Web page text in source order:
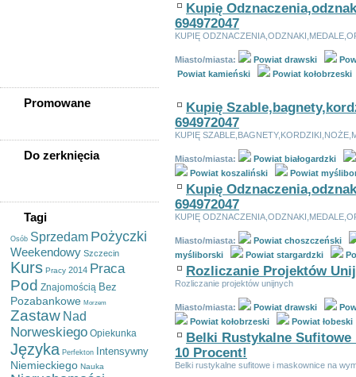
Promowane
Do zerknięcia
Tagi
Osób Sprzedam Pożyczki
Weekendowy Szczecin
Kurs Pracy 2014 Praca
Pod Znajomością Bez
Pozabankowe Morzem
Zastaw Nad
Norweskiego Opiekunka
Języka Perfekton Intensywny
Niemieckiego Nauka
Kupię
694972047
KUPIĘ
Miasto/miasta: Powiat drawski
Powiat kamieński
Powiat kołobrzeski
Kupię
694972047
KUPIĘ
Miasto/miasta:
Powiat białogardzki
Powiat koszaliński
Powiat
Kupię
694972047
KUPIĘ
Miasto/miasta:
Powiat choszczeński
myśliborski
Powiat stargardzki
Rozliczanie Projektów
Rozliczanie projektów unijnych
Miasto/miasta: Powiat drawski
Powiat kołobrzeski
Powiat łobeski
Belki Rustykalne Sufitowe
10 Procent!
Belki rustykalne sufitowe i maskownice na